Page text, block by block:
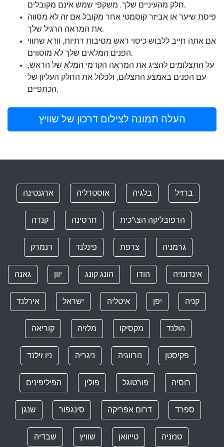
חלק מהעיניים שלך. משקפי שמש אינם מקובלים.
פיסת שיער או אביזר קוסמטי אחר מקובל אם זה לא מסווה
את המראה הרגיל שלך.
אם אתה חייב ללבוש כיסוי ראש מסיבות דתיות, וודא שתווי
הפנים המלאים שלך לא מוסווים.
על התצלומים להציג את המראה הקדמי המלא של הראש,
עם הפנים באמצע התצלום, ולכלול את החלק העליון של
הכתפיים.
העלה תמונה לצילום דרכון של שוויץ
ארגנטינה אוסטרליה בלגיה ברזיל
קנדה חרסינה הרפובליקה הצ\'כית
דנמרק פינלנד צרפת גרמניה
גאנה יוון הונג קונג הודו אינדונזיה
אירלנד ישראל איטליה יפן קניה
קוריאה מלזיה מקסיקו הולנד
ניו זילנד ניגריה נורווגיה פקיסטן
הפיליפינים פולין פורטוגל רוסיה
שנגן סינגפור דרום אפריקה ספרד
שבדיה שוויץ טייוואן טנזניה